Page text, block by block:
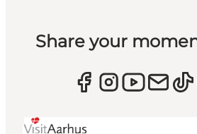
Share your